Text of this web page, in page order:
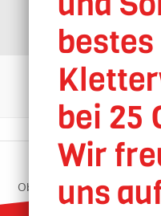
Oberhausen geöffnet